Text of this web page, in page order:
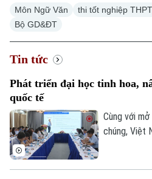
Môn Ngữ Văn thi tốt nghiệp
Bộ GD&ĐT
Tin tức
Phát triển đại học tinh hoa,
quốc tế
Cùng với
chúng, Việt